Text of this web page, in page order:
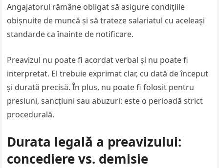
Angajatorul rămâne obligat să asigure condițiile
obișnuite de muncă și să trateze salariatul cu aceleași
standarde ca înainte de notificare.
Preavizul nu poate fi acordat verbal și nu poate fi
interpretat. El trebuie exprimat clar, cu dată de început
și durată precisă. În plus, nu poate fi folosit pentru
presiuni, sancțiuni sau abuzuri: este o perioadă strict
procedurală.
Durata legală a preavizului:
concediere vs. demisie